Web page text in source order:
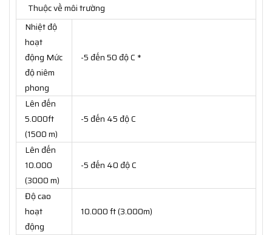
Thuộc về môi trường
Nhiệt độ
hoạt
động Mức
độ niêm
phong
-5 đến 50 độ C *
Lên đến
5.000ft
(1500 m)
-5 đến 45 độ C
Lên đến
10.000
(3000 m)
-5 đến 40 độ C
Độ cao
hoạt
động
10.000 ft (3.000m)